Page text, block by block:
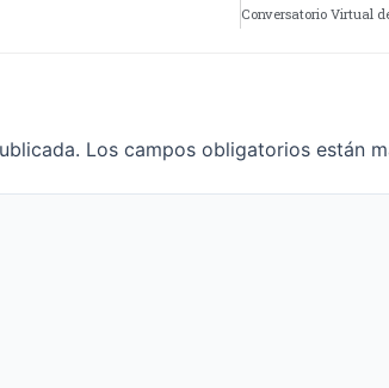
Los campos obligatorios están